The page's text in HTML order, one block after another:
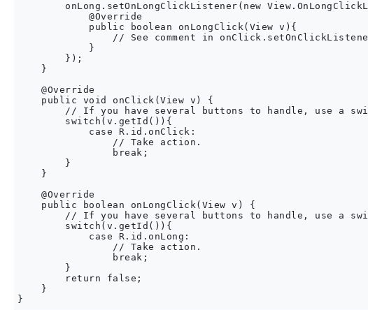
onLong.setOnLongClickListener(new
            @Override
            public boolean onLongClick(View v){
// See comment in
            }
        });
    }
    @Override
    public void onClick(View v) {
// If you have several buttons to handle, use a
        switch(v.getId()){
            case R.id.onClick:
                // Take action.
                break;
        }
    }
    @Override
    public boolean onLongClick(View v) {
// If you have several buttons to handle, use a
        switch(v.getId()){
            case R.id.onLong:
                // Take action.
                break;
        }
        return false;
    }